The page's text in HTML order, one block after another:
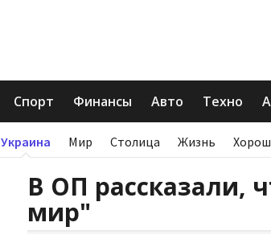
Спорт Финансы Авто Техно
Украина Мир Столица Жизнь
В ОП рассказали,
мир"